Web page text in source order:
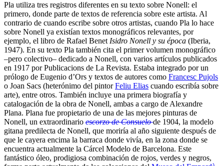
Pla utiliza tres registros diferentes en su texto sobre Nonell: el
primero, donde parte de textos de referencia sobre este artista. Al
contrario de cuando escribe sobre otros artistas, cuando Pla lo hace
sobre Nonell ya existían textos monográficos relevantes, por
ejemplo, el libro de Rafael Benet Isidro Nonell y su época (Iberia,
1947). En su texto Pla también cita el primer volumen monográfico
–pero colectivo– dedicado a Nonell, con varios artículos publicados
en 1917 por Publicacions de La Revista. Estaba integrado por un
prólogo de Eugenio d’Ors y textos de autores como Francesc Pujols
o Joan Sacs (heterónimo del pintorFeliu Elias cuando escribía sobre
arte), entre otros. También incluye una primera biografía y
catalogación de la obra de Nonell, ambas a cargo de Alexandre
Plana. Plana fue propietario de una de las mejores pinturas de
Nonell, un extraordinario escorzo de Consuelode 1904, la modelo
gitana predilecta de Nonell, que moriría al año siguiente después de
que le cayera encima la barraca donde vivía, en la zona donde se
encuentra actualmente la Cárcel Modelo de Barcelona. Este
fantástico óleo, prodigiosa combinación de rojos, verdes y negros,